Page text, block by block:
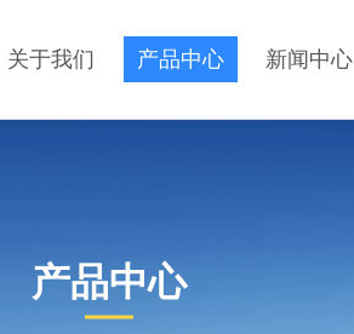
关于我们 产品中心 新闻中心
产品中心